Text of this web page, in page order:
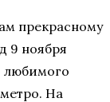
прекрасному
9 ноября
любимого
На